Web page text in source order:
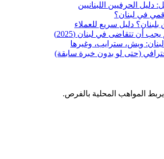
الحرفيين اللبنانيين
في لبنان؟
دليل سريع للعملاء
أن تتقاضى في لبنان (2025)
ويش، سترايب، وغيرها
(حتى لو بدون خبرة سابقة)
المواهب المحلية بالفرص.